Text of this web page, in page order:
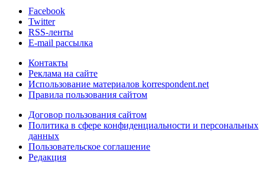
Facebook
Twitter
RSS-ленты
E-mail рассылка
Контакты
Реклама на сайте
Использование материалов korrespondent.net
Правила пользования сайтом
Договор пользования сайтом
Политика в сфере конфиденциальности и персональных
данных
Пользовательское соглашение
Редакция